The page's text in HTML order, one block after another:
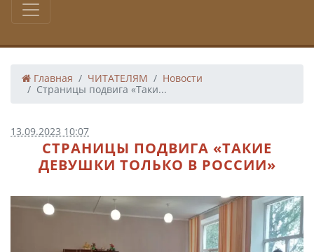
Главная ЧИТАТЕЛЯМ
Новости
Страницы подвига «Таки...
13.09.2023 10:07
СТРАНИЦЫ ПОДВИГА «ТАКИЕ
ДЕВУШКИ ТОЛЬКО В РОССИИ»